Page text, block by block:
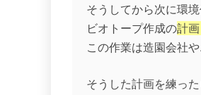
そうしてから次に環
ビオトープ作成の計
この作業は造園会社
そうした計画を練っ